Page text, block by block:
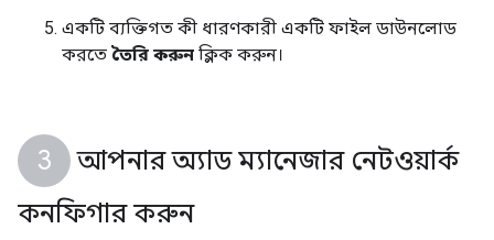
একটি ব্যক্তিগত কী ধারণকারী একটি ফাইল ডাউনলোড
করতে তৈরি করুন ক্লিক করুন।
আপনার অ্যাড ম্যানেজার নেটওয়ার্ক
কনফিগার করুন